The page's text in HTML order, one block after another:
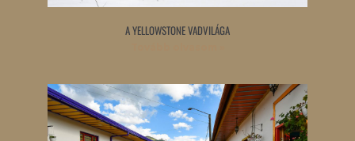
A YELLOWSTONE VADVILÁGA